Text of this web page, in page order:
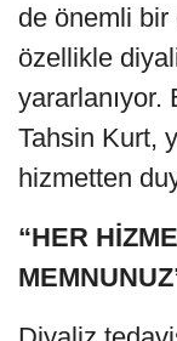
de önemli
özellikle
yararlanıyor.
Tahsin Kurt,
hizmetten
“HER